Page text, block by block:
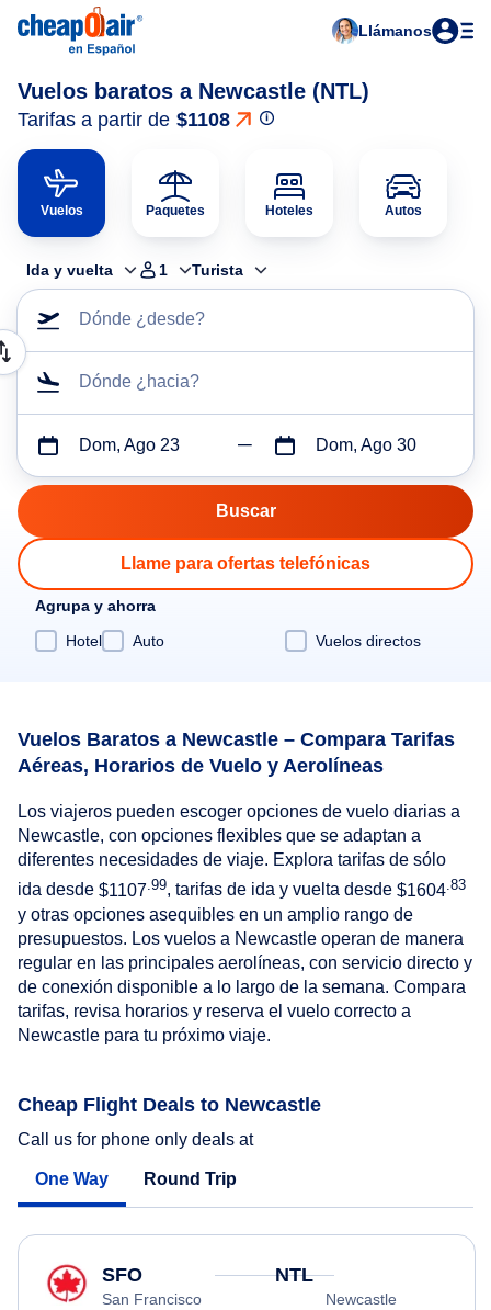
Llámanos
Vuelos baratos a Newcastle (NTL)
Tarifas a partir de $1108
Vuelos Paquetes Hoteles Autos
Ida y vuelta 1 Turista
Dónde ¿desde?
Dónde ¿hacia?
Dom, Ago 23 Dom, Ago 30
Llame para ofertas telefónicas
Agrupa y ahorra
Hotel
Auto Vuelos directos
Vuelos Baratos a Newcastle – Compara Tarifas
Aéreas, Horarios de Vuelo y Aerolíneas
Los viajeros pueden escoger opciones de vuelo diarias a
Newcastle, con opciones flexibles que se adaptan a
diferentes necesidades de viaje. Explora tarifas de sólo
ida desde $1107 .99, tarifas de ida y vuelta desde $1604 .83
y otras opciones asequibles en un amplio rango de
presupuestos. Los vuelos a Newcastle operan de manera
regular en las principales aerolíneas, con servicio directo y
de conexión disponible a lo largo de la semana. Compara
tarifas, revisa horarios y reserva el vuelo correcto a
Newcastle para tu próximo viaje.
Cheap Flight Deals to Newcastle
Call us for phone only deals at
One Way Round Trip
SFO
San Francisco
NTL
Newcastle